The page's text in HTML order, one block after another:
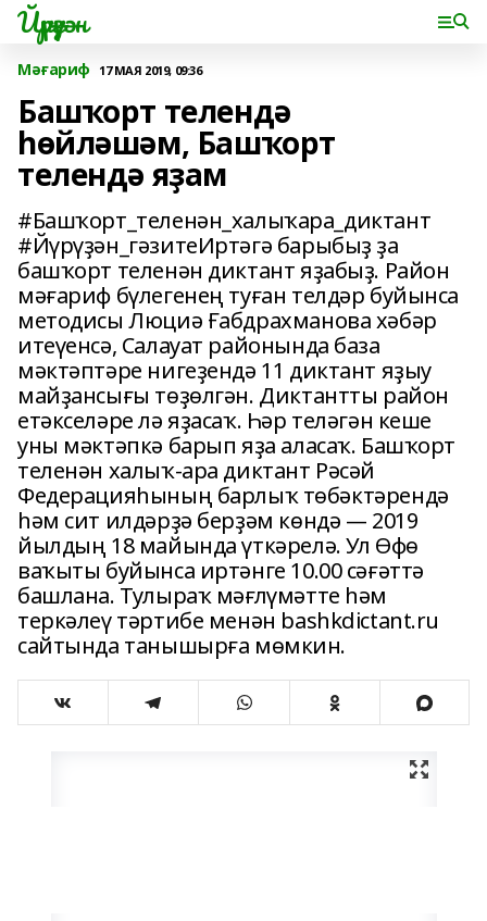
Йүрүҙән
Мәғариф 17 МАЯ 2019, 09:36
Башҡорт телендә
һөйләшәм, Башҡорт
телендә яҙам
#Башҡорт_теленән_халыҡара_диктант
#Йүрүҙән_гәзитеИртәгә барыбыҙ ҙа
башҡорт теленән диктант яҙабыҙ. Район
мәғариф бүлегенең туған телдәр буйынса
методисы Люциә Ғабдрахманова хәбәр
итеүенсә, Салауат районында база
мәктәптәре нигеҙендә 11 диктант яҙыу
майҙансығы төҙөлгән. Диктантты район
етәкселәре лә яҙасаҡ. Һәр теләгән кеше
уны мәктәпкә барып яҙа аласаҡ. Башҡорт
теленән халыҡ-ара диктант Рәсәй
Федерацияһының барлыҡ төбәктәрендә
һәм сит илдәрҙә берҙәм көндә — 2019
йылдың 18 майында үткәрелә. Ул Өфө
ваҡыты буйынса иртәнге 10.00 сәғәттә
башлана. Тулыраҡ мәғлүмәтте һәм
теркәлеү тәртибе менән bashkdictant.ru
сайтында танышырға мөмкин.